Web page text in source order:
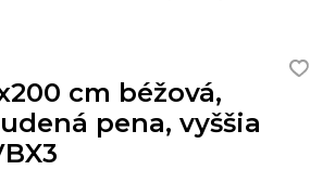
cm béžová,
pena, vyššia